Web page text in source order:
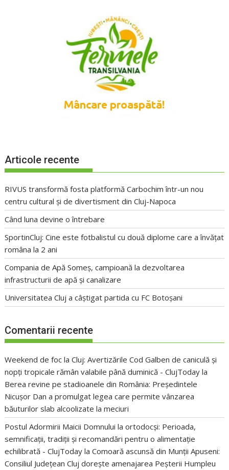
Articole recente
RIVUS transformă fosta platformă Carbochim într-un nou
centru cultural și de divertisment din Cluj-Napoca
Când luna devine o întrebare
SportinCluj: Cine este fotbalistul cu două diplome care a învățat
româna la 2 ani
Compania de Apă Someș, campioană la dezvoltarea
infrastructurii de apă și canalizare
Universitatea Cluj a câștigat partida cu FC Botoșani
Comentarii recente
Weekend de foc la Cluj: Avertizările Cod Galben de caniculă și
nopți tropicale rămân valabile până duminică - ClujToday la
Berea revine pe stadioanele din România: Președintele
Nicușor Dan a promulgat legea care permite vânzarea
băuturilor slab alcoolizate la meciuri
Postul Adormirii Maicii Domnului la ortodocși: Perioada,
semnificații, tradiții și recomandări pentru o alimentație
echilibrată - ClujToday laComoară ascunsă din Munții Apuseni:
Consiliul Județean Cluj dorește amenajarea Peșterii Humpleu